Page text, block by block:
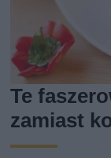
Te
zamiast